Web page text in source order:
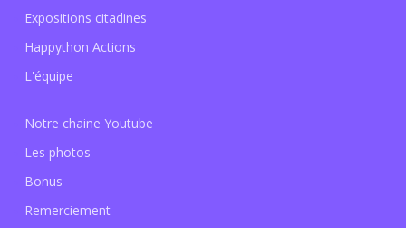
Expositions citadines
Happython Actions
L'équipe
Notre chaine Youtube
Les photos
Bonus
Remerciement